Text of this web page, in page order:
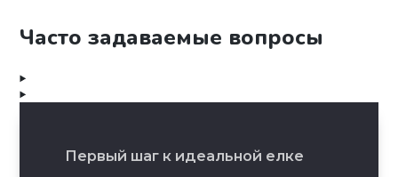
Часто задаваемые вопросы
Первый шаг к идеальной елке